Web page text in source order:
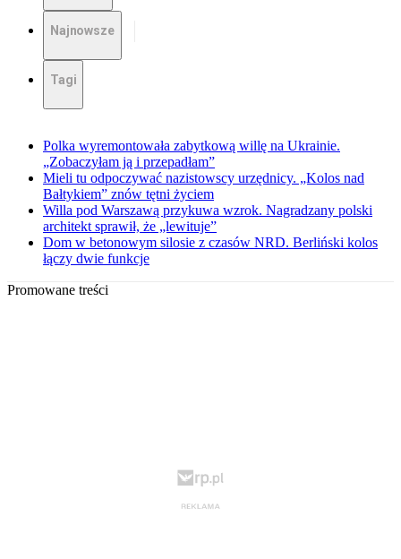
Najnowsze
Tagi
Polka wyremontowała zabytkową willę na Ukrainie.
„Zobaczyłam ją i przepadłam”
Mieli tu odpoczywać nazistowscy urzędnicy. „Kolos nad
Bałtykiem” znów tętni życiem
Willa pod Warszawą przykuwa wzrok. Nagradzany polski
architekt sprawił, że „lewituje”
Dom w betonowym silosie z czasów NRD. Berliński kolos
łączy dwie funkcje
Promowane treści